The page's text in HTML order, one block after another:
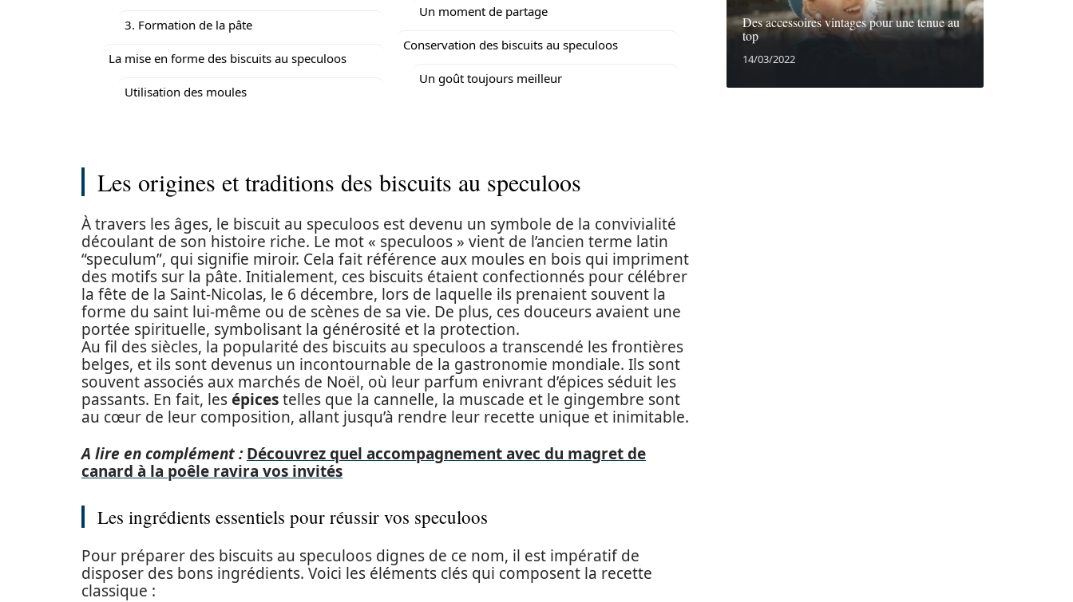
3. Formation de la pâte
La mise en forme des biscuits au speculoos
Utilisation des moules
Un moment de partage
Conservation des biscuits au speculoos
Un goût toujours meilleur
Les origines et traditions des biscuits au speculoos
À travers les âges, le biscuit au speculoos est devenu un symbole de la convivialité
découlant de son histoire riche. Le mot « speculoos » vient de l’ancien terme latin
“speculum”, qui signifie miroir. Cela fait référence aux moules en bois qui impriment
des motifs sur la pâte. Initialement, ces biscuits étaient confectionnés pour célébrer
la fête de la Saint-Nicolas, le 6 décembre, lors de laquelle ils prenaient souvent la
forme du saint lui-même ou de scènes de sa vie. De plus, ces douceurs avaient une
portée spirituelle, symbolisant la générosité et la protection.
Au fil des siècles, la popularité des biscuits au speculoos a transcendé les frontières
belges, et ils sont devenus un incontournable de la gastronomie mondiale. Ils sont
souvent associés aux marchés de Noël, où leur parfum enivrant d’épices séduit les
passants. En fait, lesépicestelles que la cannelle, la muscade et le gingembre sont
au cœur de leur composition, allant jusqu’à rendre leur recette unique et inimitable.
A lire en complément : Découvrez quel accompagnement avec du magret de
canard à la poêle ravira vos invités
Les ingrédients essentiels pour réussir vos speculoos
Pour préparer des biscuits au speculoos dignes de ce nom, il est impératif de
disposer des bons ingrédients. Voici les éléments clés qui composent la recette
classique :
Des accessoires vintages pour une tenue au
top
14/03/2022